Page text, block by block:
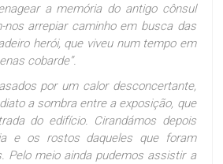
a memória do antigo cônsul
nos arrepiar caminho em busca das
herói, que viveu num tempo em
cobarde”.
por um calor desconcertante,
a sombra entre a exposição, que
do edifício. Cirandámos depois
e os rostos daqueles que foram
Pelo meio ainda pudemos assistir a